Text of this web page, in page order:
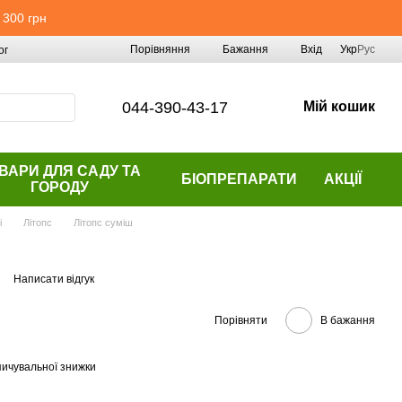
грн
Порівняння Бажання Вхід УкрРус
044-390-43-17 Мій кошик
ДЛЯ САДУ ТА
ГОРОДУ
БІОПРЕПАРАТИ АКЦІЇ
Літопс Літопс суміш
Написати відгук
Порівняти В бажання
знижки